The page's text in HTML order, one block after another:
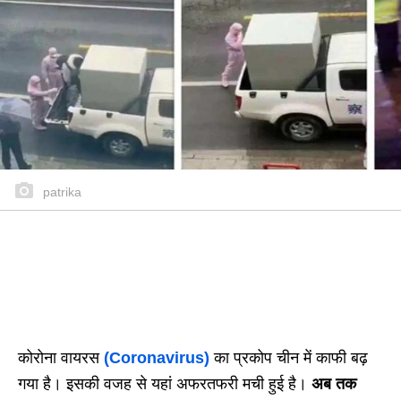
patrika
कोरोना वायरस (Coronavirus) का प्रकोप चीन में काफी बढ़
गया है। इसकी वजह से यहां अफरतफरी मची हुई है। अब तक